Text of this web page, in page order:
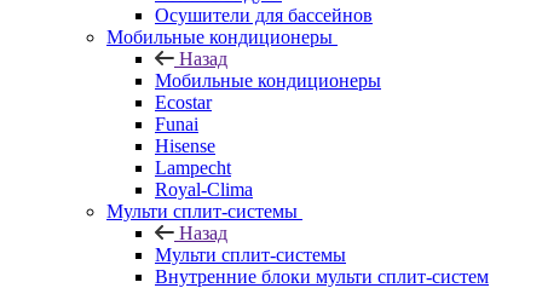
Осушители для бассейнов
Мобильные кондиционеры
Назад
Мобильные кондиционеры
Ecostar
Funai
Hisense
Lampecht
Royal-Clima
Мульти сплит-системы
Назад
Мульти сплит-системы
Внутренние блоки мульти сплит-систем